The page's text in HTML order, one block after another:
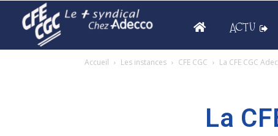
ACTU
Accueil Les instances CFE CGC La CFE CGC
La